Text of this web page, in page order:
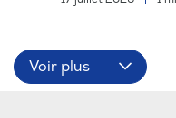
Voir plus